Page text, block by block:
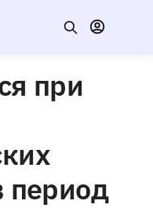
при
период